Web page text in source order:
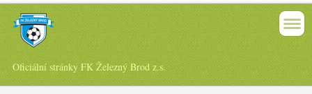
Oficiální stránky FK Železný Brod z.s.